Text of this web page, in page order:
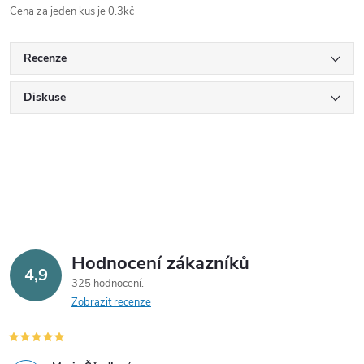
Cena za jeden kus je 0.3kč
Recenze
Diskuse
4,9 Hodnocení zákazníků
325 hodnocení
Zobrazit recenze